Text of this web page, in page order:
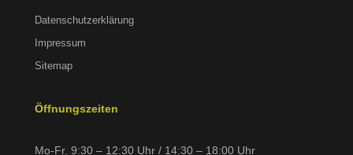
Datenschutzerklärung
Impressum
Sitemap
Öffnungszeiten
Mo-Fr. 9:30 – 12:30 Uhr / 14:30 – 18:00 Uhr